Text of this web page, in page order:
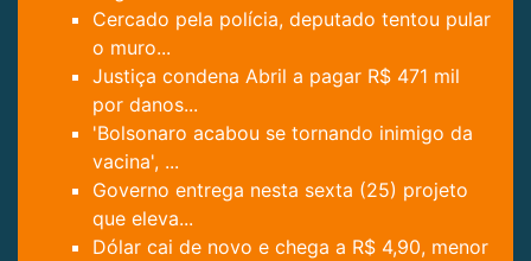
Cercado pela polícia, deputado tentou pular
o muro...
Justiça condena Abril a pagar R$ 471 mil
por danos...
'Bolsonaro acabou se tornando inimigo da
vacina', ...
Governo entrega nesta sexta (25) projeto
que eleva...
Dólar cai de novo e chega a R$ 4,90, menor